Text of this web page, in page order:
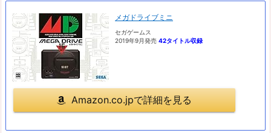
メガドライブミニ
セガゲームス
2019年9月発売 42タイトル収録
Amazon.co.jpで詳細を見る